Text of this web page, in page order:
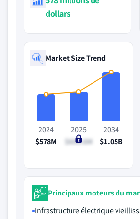
dollars
Market Size Trend
2024
$578M
2025
$608.6M
2034
$1.05B
Principaux moteurs du
Infrastructure électrique